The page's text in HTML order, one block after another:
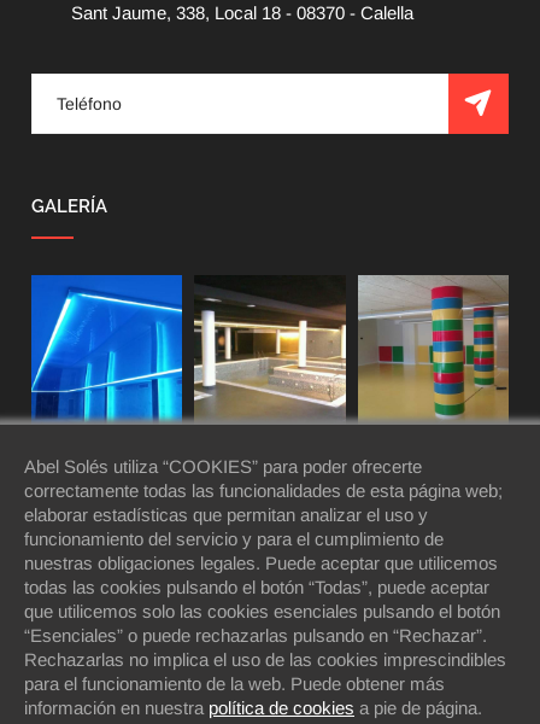
Sant Jaume, 338, Local 18 - 08370 - Calella
GALERÍA
Abel Solés utiliza “COOKIES” para poder ofrecerte
correctamente todas las funcionalidades de esta página web;
elaborar estadísticas que permitan analizar el uso y
funcionamiento del servicio y para el cumplimiento de
nuestras obligaciones legales. Puede aceptar que utilicemos
todas las cookies pulsando el botón “Todas”, puede aceptar
que utilicemos solo las cookies esenciales pulsando el botón
“Esenciales” o puede rechazarlas pulsando en “Rechazar”.
Rechazarlas no implica el uso de las cookies imprescindibles
para el funcionamiento de la web. Puede obtener más
información en nuestra política de cookies a pie de página.